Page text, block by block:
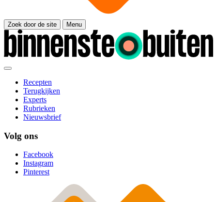
Zoek door de site Menu
Recepten
Terugkijken
Experts
Rubrieken
Nieuwsbrief
Volg ons
Facebook
Instagram
Pinterest